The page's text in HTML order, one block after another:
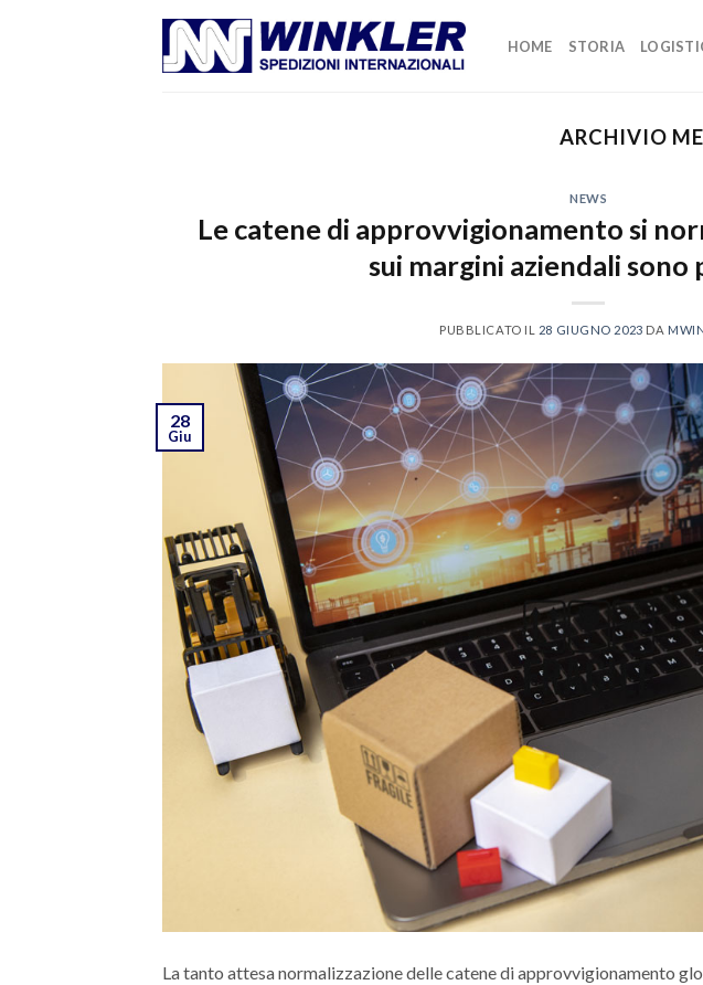
HOME STORIA
ARCHIVIO
NEWS
Le catene di approvvigionamento si
sui margini aziendali sono
PUBBLICATO IL 28 GIUGNO 2023 DA
28
Giu
La tanto attesa normalizzazione delle catene di approvvigionamento